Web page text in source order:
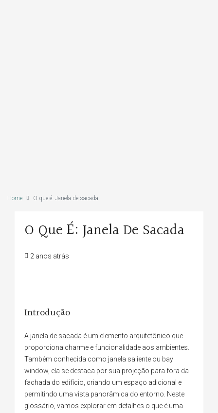
Home O que é: Janela de sacada
O Que É: Janela De Sacada
2 anos atrás
Introdução
A janela de sacada é um elemento arquitetônico que
proporciona charme e funcionalidade aos ambientes.
Também conhecida como janela saliente ou bay
window, ela se destaca por sua projeção para fora da
fachada do edifício, criando um espaço adicional e
permitindo uma vista panorâmica do entorno. Neste
glossário, vamos explorar em detalhes o que é uma